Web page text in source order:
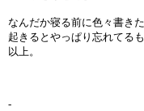
なんだか寝る前に色々書き
起きるとやっぱり忘れてる
以上。
-